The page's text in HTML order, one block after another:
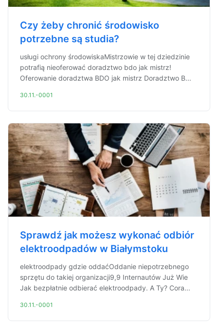
Czy żeby chronić środowisko
potrzebne są studia?
usługi ochrony środowiskaMistrzowie w tej dziedzinie
potrafią nieoferować doradztwo bdo jak mistrz!
Oferowanie doradztwa BDO jak mistrz Doradztwo B...
30.11.-0001
Sprawdź jak możesz wykonać odbiór
elektroodpadów w Białymstoku
elektroodpady gdzie oddaćOddanie niepotrzebnego
sprzętu do takiej organizacji9,9 Internautów Już Wie
Jak bezpłatnie odbierać elektroodpady. A Ty? Cora...
30.11.-0001